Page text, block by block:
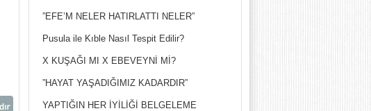
”EFE’M NELER HATIRLATTI NELER”
Pusula ile Kıble Nasıl Tespit Edilir?
X KUŞAĞI MI X EBEVEYNİ Mİ?
”HAYAT YAŞADIĞIMIZ KADARDIR”
YAPTIĞIN HER İYİLİĞİ BELGELEME